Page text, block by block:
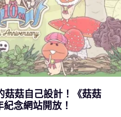
菇菇自己設計！《菇菇
念網站開放！